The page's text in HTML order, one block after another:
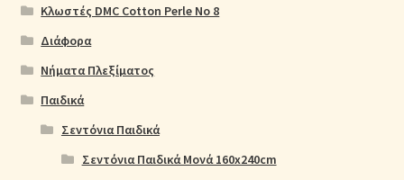
Κλωστές DMC Cotton Perle No 8
Διάφορα
Νήματα Πλεξίματος
Παιδικά
Σεντόνια Παιδικά
Σεντόνια Παιδικά Μονά 160x240cm